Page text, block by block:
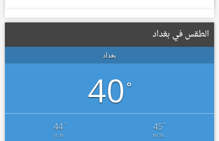
الطقس في بغداد
بغداد
40°
44°
SUN
45°
MON